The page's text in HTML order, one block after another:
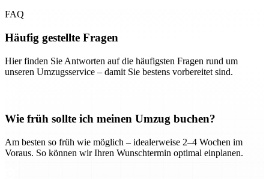
FAQ
Häufig gestellte Fragen
Hier finden Sie Antworten auf die häufigsten Fragen rund um
unseren Umzugsservice – damit Sie bestens vorbereitet sind.
Wie früh sollte ich meinen Umzug buchen?
Am besten so früh wie möglich – idealerweise 2–4 Wochen im
Voraus. So können wir Ihren Wunschtermin optimal einplanen.